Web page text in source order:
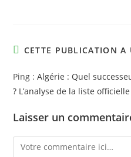
CETTE PUBLICATION A
Ping :Algérie : Quel
? L’analyse de la liste
Laisser un
Comment